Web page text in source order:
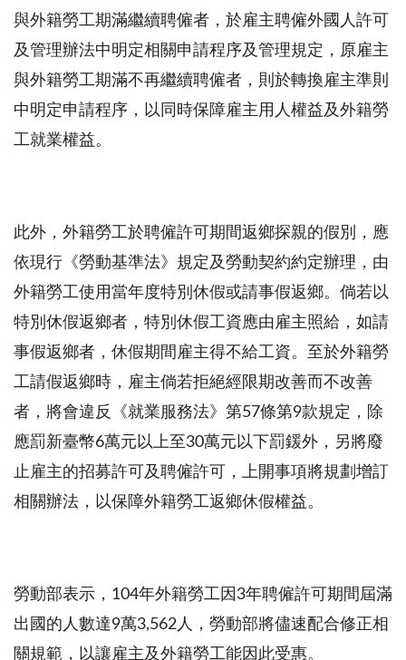
與外籍勞工期滿繼續聘僱者，於雇主聘僱外國人許可
及管理辦法中明定相關申請程序及管理規定，原雇主
與外籍勞工期滿不再繼續聘僱者，則於轉換雇主準則
中明定申請程序，以同時保障雇主用人權益及外籍勞
工就業權益。
此外，外籍勞工於聘僱許可期間返鄉探親的假別，應
依現行《勞動基準法》規定及勞動契約約定辦理，由
外籍勞工使用當年度特別休假或請事假返鄉。倘若以
特別休假返鄉者，特別休假工資應由雇主照給，如請
事假返鄉者，休假期間雇主得不給工資。至於外籍勞
工請假返鄉時，雇主倘若拒絕經限期改善而不改善
者，將會違反《就業服務法》第57條第9款規定，除
應罰新臺幣6萬元以上至30萬元以下罰鍰外，另將廢
止雇主的招募許可及聘僱許可，上開事項將規劃增訂
相關辦法，以保障外籍勞工返鄉休假權益。
勞動部表示， 104年外籍勞工因 3年聘僱許可期間屆滿
出國的人數達9萬3,562人，勞動部將儘速配合修正相
關規範，以讓雇主及外籍勞工能因此受惠。